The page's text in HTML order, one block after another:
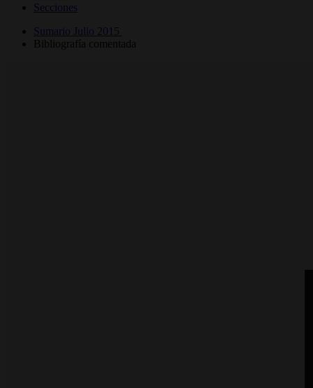
Secciones
Sumario Julio 2015
Bibliografía comentada